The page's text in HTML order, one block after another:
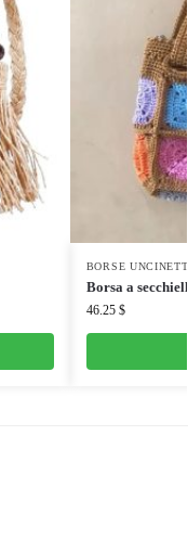
BORSE
Borsa a
46.25 $